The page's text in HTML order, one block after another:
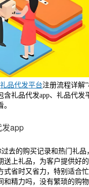
礼品代发平台注册流程详解
含礼品代发app、礼品代发
app
去的购买记录和热门礼品
送上礼品，为客户提供好
式省时又省力，特别适合
和精力吗，没有繁琐的购